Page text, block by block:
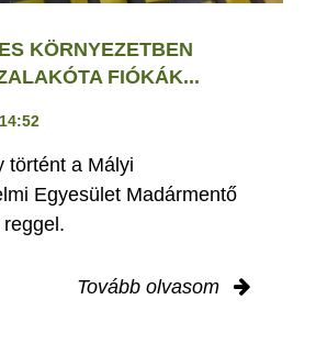
KÖRNYEZETBEN
FIÓKÁK...
történt a Mályi
Egyesület Madármentő
Tovább olvasom